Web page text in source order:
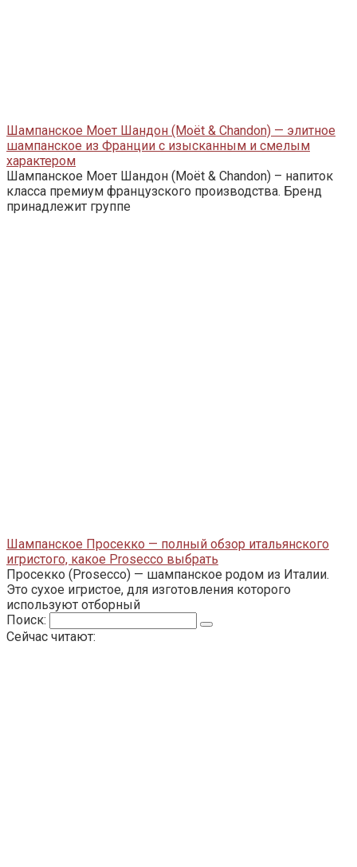
Шампанское Моет Шандон (Moët & Chandon) — элитное
шампанское из Франции с изысканным и смелым
характером
Шампанское Моет Шандон (Moët & Chandon) – напиток
класса премиум французского производства. Бренд
принадлежит группе
Шампанское Просекко — полный обзор итальянского
игристого, какое Prosecco выбрать
Просекко (Prosecco) — шампанское родом из Италии.
Это сухое игристое, для изготовления которого
используют отборный
Поиск:
Сейчас читают: